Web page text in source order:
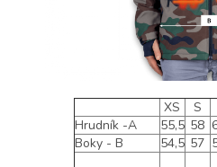
XS S
Hrudník -A
55,5 58
Boky - B
54,5 57